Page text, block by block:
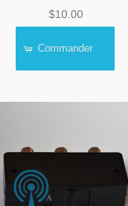
$10.00
Commander